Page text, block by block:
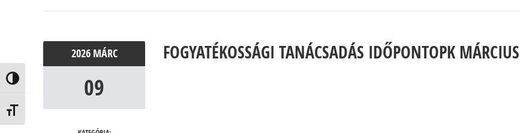
Nagy kontraszt váltása
Betűméret váltása
2026 MÁRC
09
FOGYATÉKOSSÁGI TANÁCSADÁS IDŐPONTOPK MÁRCIUS